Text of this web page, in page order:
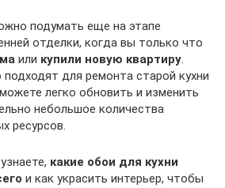
подумать еще на этапе
отделки, когда вы только что
или купили новую квартиру
для ремонта старой кухни
легко обновить и изменить
небольшое количества
ресурсов.
какие обои для кухни
и как украсить интерьер, чтобы